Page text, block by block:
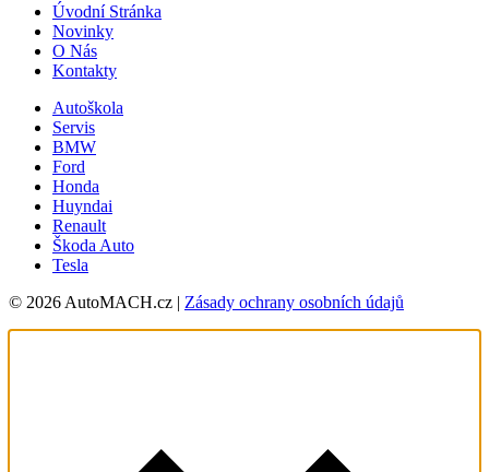
Úvodní Stránka
Novinky
O Nás
Kontakty
Autoškola
Servis
BMW
Ford
Honda
Huyndai
Renault
Škoda Auto
Tesla
© 2026 AutoMACH.cz | Zásady ochrany osobních údajů